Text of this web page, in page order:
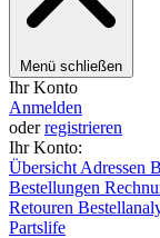
Menü schließen
Ihr Konto
Anmelden
oderregistrieren
Ihr Konto:
Übersicht Adressen
Bestellungen
Retouren
Partslife